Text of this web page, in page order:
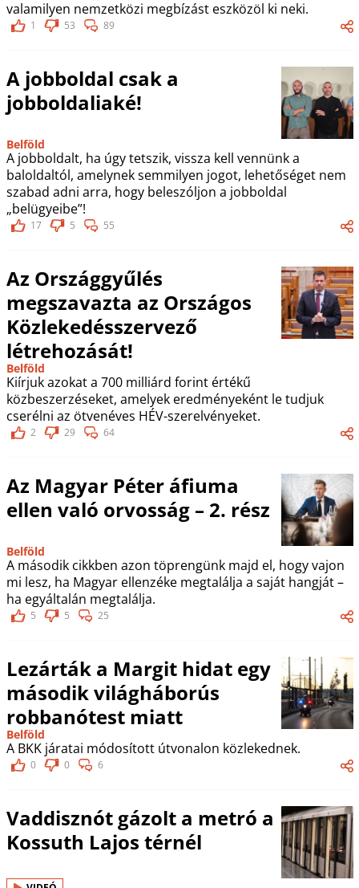
valamilyen nemzetközi megbízást eszközöl ki neki.
1 53 89
A jobboldal csak a
jobboldaliaké!
Belföld
A jobboldalt, ha úgy tetszik, vissza kell vennünk a
baloldaltól, amelynek semmilyen jogot, lehetőséget nem
szabad adni arra, hogy beleszóljon a jobboldal
„belügyeibe”!
17 5 55
Az Országgyűlés
megszavazta az Országos
Közlekedésszervező
létrehozását!
Belföld
Kiírjuk azokat a 700 milliárd forint értékű
közbeszerzéseket, amelyek eredményeként le tudjuk
cserélni az ötvenéves HÉV-szerelvényeket.
2 29 64
Az Magyar Péter áfiuma
ellen való orvosság – 2. rész
Belföld
A második cikkben azon töprengünk majd el, hogy vajon
mi lesz, ha Magyar ellenzéke megtalálja a saját hangját –
ha egyáltalán megtalálja.
5 5 25
Lezárták a Margit hidat egy
második világháborús
robbanótest miatt
Belföld
A BKK járatai módosított útvonalon közlekednek.
0 0 6
Vaddisznót gázolt a metró a
Kossuth Lajos térnél